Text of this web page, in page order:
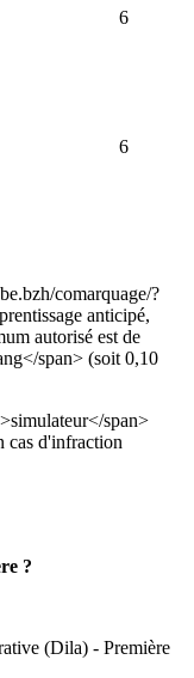
6
6
comarquage/?
anticipé,
autorisé est de
span> (soit 0,10
span>
cas d'infraction
?
(Dila) - Première